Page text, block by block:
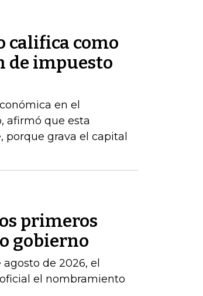
califica como
de impuesto
en el
afirmó que esta
grava el capital
primeros
gobierno
de 2026, el
el nombramiento